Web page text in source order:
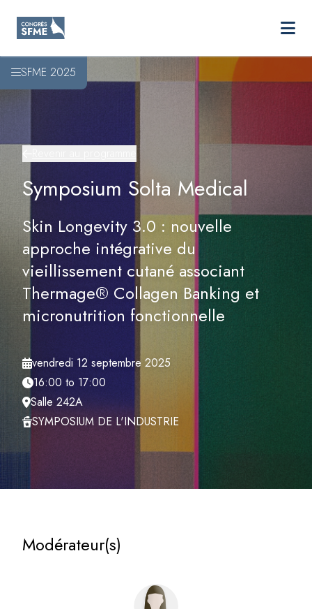
SFME
SFME 2025
Symposium Solta Medical
Skin Longevity 3.0 : nouvelle
approche intégrative du
vieillissement cutané associant
Thermage® Collagen Banking et
micronutrition fonctionnelle
vendredi 12 septembre 2025
16:00 to 17:00
Salle 242A
SYMPOSIUM DE L'INDUSTRIE
Modérateur(s)